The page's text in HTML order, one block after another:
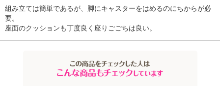
組み立ては簡単であるが、脚にキャスターをはめるのにちからが必
要。
座面のクッションも丁度良く座りごごちは良い。